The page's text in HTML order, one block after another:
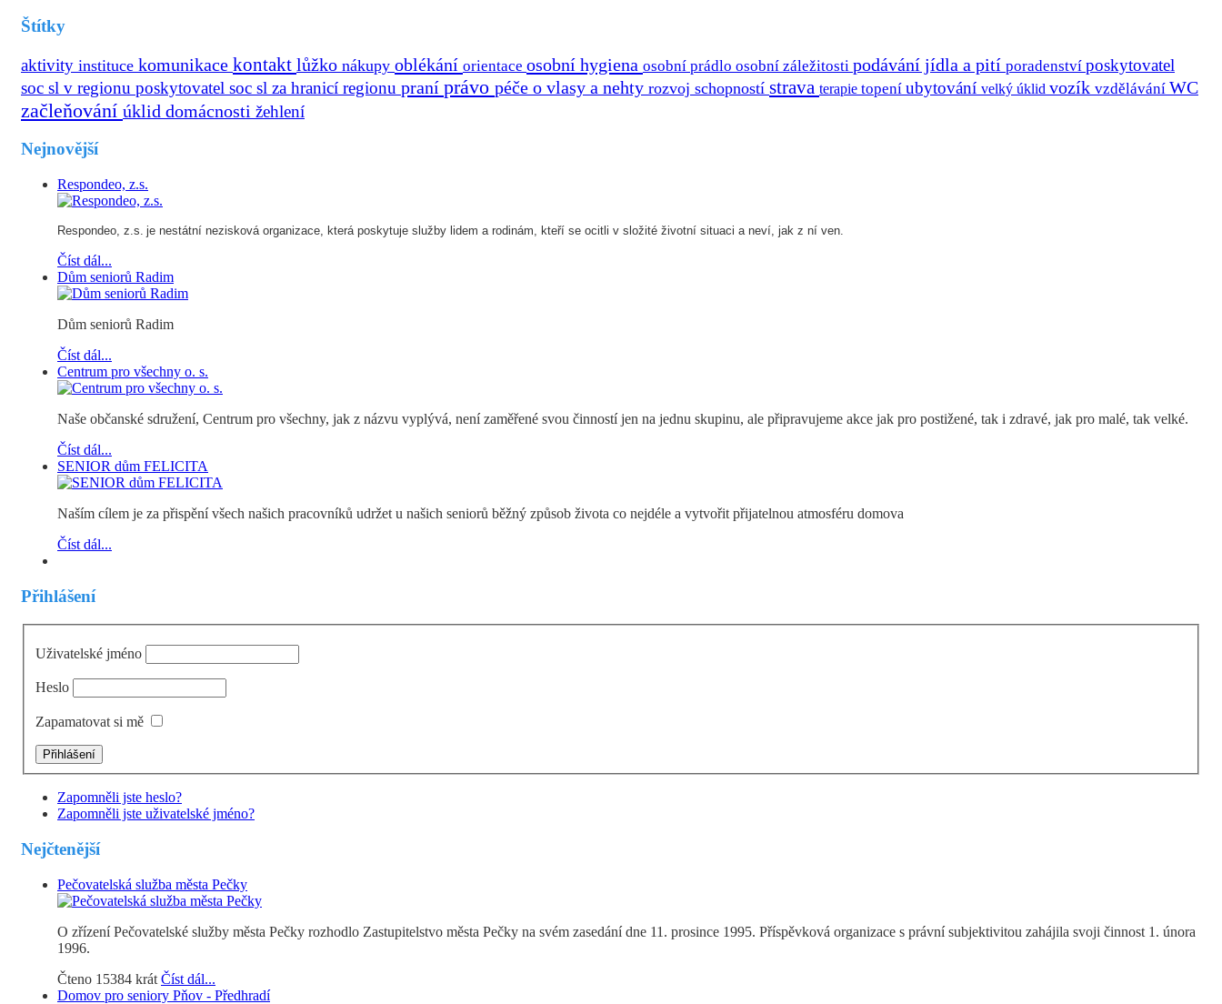
Štítky
aktivity instituce komunikace kontakt lůžko nákupy oblékání orientace osobní hygiena osobní prádlo osobní záležitosti podávání jídla a pití poradenství poskytovatel
soc sl v regionu poskytovatel soc sl za hranicí regionu praní právo péče o vlasy a nehty rozvoj schopností strava terapie topení ubytování velký úklid vozík vzdělávání WC
začleňování úklid domácnosti žehlení
Nejnovější
Respondeo, z.s.
Respondeo, z.s. je nestátní nezisková organizace, která poskytuje služby lidem a rodinám, kteří se ocitli v složité životní situaci a neví, jak z ní ven.
Číst dál...
Dům seniorů Radim
Dům seniorů Radim
Číst dál...
Centrum pro všechny o. s.
Naše občanské sdružení, Centrum pro všechny, jak z názvu vyplývá, není zaměřené svou činností jen na jednu skupinu, ale připravujeme akce jak pro postižené, tak i zdravé, jak pro malé, tak velké.
Číst dál...
SENIOR dům FELICITA
Naším cílem je za přispění všech našich pracovníků udržet u našich seniorů běžný způsob života co nejdéle a vytvořit přijatelnou atmosféru domova
Číst dál...
Přihlášení
Uživatelské jméno
Heslo
Zapamatovat si mě
Zapomněli jste heslo?
Zapomněli jste uživatelské jméno?
Nejčtenější
Pečovatelská služba města Pečky
O zřízení Pečovatelské služby města Pečky rozhodlo Zastupitelstvo města Pečky na svém zasedání dne 11. prosince 1995. Příspěvková organizace s právní subjektivitou zahájila svoji činnost 1. února
1996.
Čteno 15384 krát Číst dál...
Domov pro seniory Pňov - Předhradí